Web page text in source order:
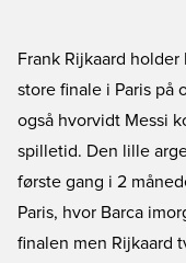
Frank Rijkaard
store finale i Paris på
også hvorvidt Messi
spilletid. Den lille
første gang i 2
Paris, hvor Barca
finalen men Rijkaard